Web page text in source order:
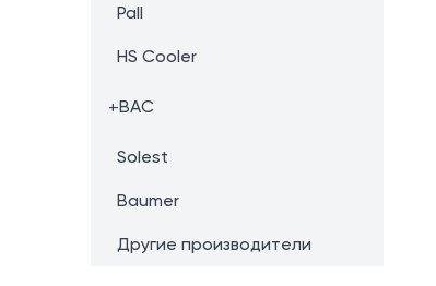
Pall
HS Cooler
+BAC
Solest
Baumer
Другие производители